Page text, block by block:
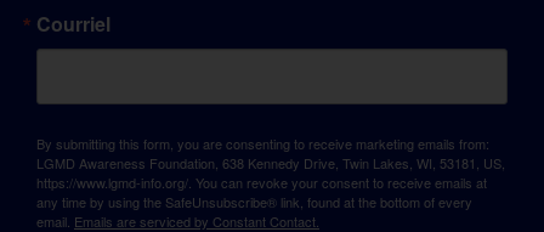
Courriel
By submitting this form, you are consenting to receive marketing emails from:
LGMD Awareness Foundation, 638 Kennedy Drive, Twin Lakes, WI, 53181, US,
https://www.lgmd-info.org/. You can revoke your consent to receive emails at
any time by using the SafeUnsubscribe® link, found at the bottom of every
email. Emails are serviced by Constant Contact.